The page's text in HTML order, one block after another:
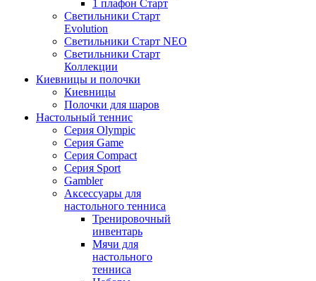
1 плафон Старт
Светильники Старт
Evolution
Светильники Старт NEO
Светильники Старт
Коллекции
Киевницы и полочки
Киевницы
Полочки для шаров
Настольный теннис
Серия Olympic
Серия Game
Серия Compact
Серия Sport
Gambler
Аксессуары для
настольного тенниса
Тренировочный
инвентарь
Мячи для
настольного
тенниса